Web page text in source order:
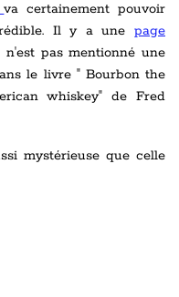
va certainement pouvoir
Il y a une page
pas mentionné une
le livre " Bourbon the
whiskey" de Fred
mystérieuse que celle